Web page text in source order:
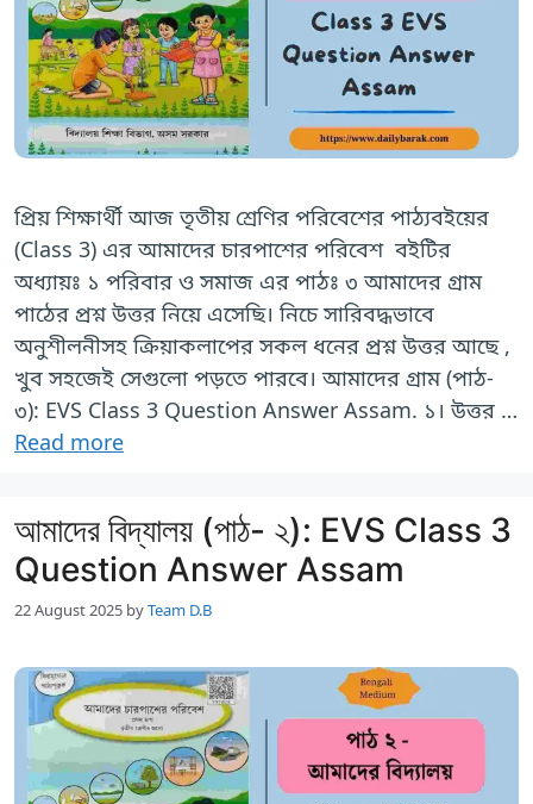
প্রিয় শিক্ষার্থী আজ তৃতীয় শ্রেণির পরিবেশের পাঠ্যবইয়ের
(Class 3) এর আমাদের চারপাশের পরিবেশ বইটির
অধ্যায়ঃ ১ পরিবার ও সমাজ এর পাঠঃ ৩ আমাদের গ্রাম
পাঠের প্রশ্ন উত্তর নিয়ে এসেছি। নিচে সারিবদ্ধভাবে
অনুশীলনীসহ ক্রিয়াকলাপের সকল ধনের প্রশ্ন উত্তর আছে ,
খুব সহজেই সেগুলো পড়তে পারবে। আমাদের গ্রাম (পাঠ-
৩): EVS Class 3 Question Answer Assam. ১। উত্তর …
Read more
আমাদের বিদ্যালয় (পাঠ- ২): EVS Class 3
Question Answer Assam
22 August 2025 byTeam D.B